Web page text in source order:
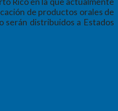
de productos orales de
serán distribuidos a Estados